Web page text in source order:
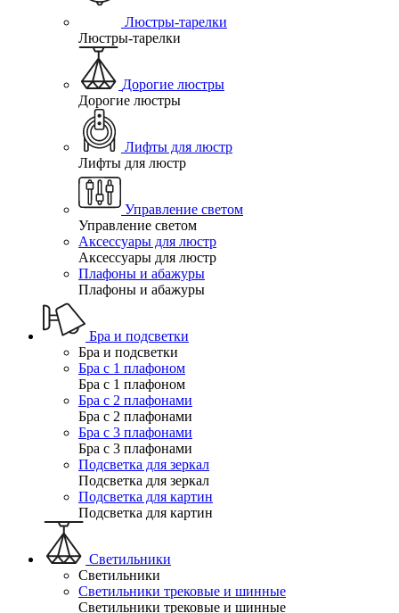
Люстры-тарелки
Люстры-тарелки
Дорогие люстры
Дорогие люстры
Лифты для люстр
Лифты для люстр
Управление светом
Управление светом
Аксессуары для люстр
Аксессуары для люстр
Плафоны и абажуры
Плафоны и абажуры
Бра и подсветки
Бра и подсветки
Бра с 1 плафоном
Бра с 1 плафоном
Бра с 2 плафонами
Бра с 2 плафонами
Бра с 3 плафонами
Бра с 3 плафонами
Подсветка для зеркал
Подсветка для зеркал
Подсветка для картин
Подсветка для картин
Светильники
Светильники
Светильники трековые и шинные
Светильники трековые и шинные